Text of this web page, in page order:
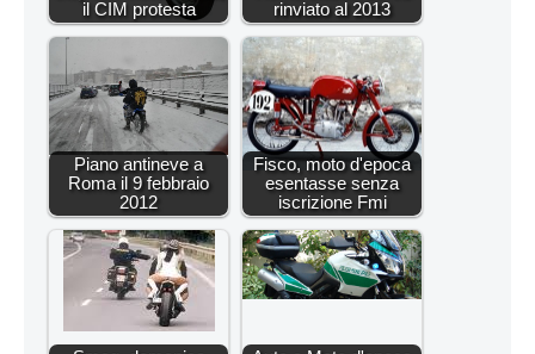
il CIM protesta
rinviato al 2013
Piano antineve a
Roma il 9 febbraio
2012
Fisco, moto d'epoca
esentasse senza
iscrizione Fmi